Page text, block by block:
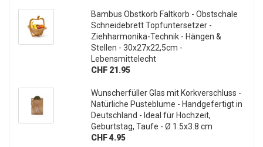
Bambus Obstkorb Faltkorb - Obstschale
Schneidebrett Topfuntersetzer -
Ziehharmonika-Technik - Hängen &
Stellen - 30x27x22,5cm -
Lebensmittelecht
CHF 21.95
Wunscherfüller Glas mit Korkverschluss -
Natürliche Pusteblume - Handgefertigt in
Deutschland - Ideal für Hochzeit,
Geburtstag, Taufe - Ø 1.5x3.8 cm
CHF 4.95